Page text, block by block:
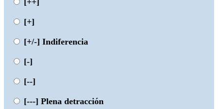
[+]
[+/-] Indiferencia
[-]
[--]
[---] Plena detracción